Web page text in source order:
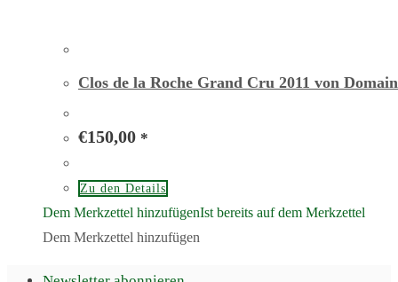
Clos de la Roche Grand Cru 2011 von
€150,00 *
Zu den Details
Dem Merkzettel hinzufügenIst bereits auf dem Merkzettel
Dem Merkzettel hinzufügen